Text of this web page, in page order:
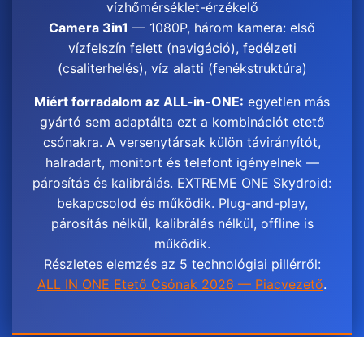
vízhőmérséklet-érzékelő
Camera 3in1 — 1080P, három kamera: első
vízfelszín felett (navigáció), fedélzeti
(csaliterhelés), víz alatti (fenékstruktúra)
Miért forradalom az ALL-in-ONE: egyetlen más
gyártó sem adaptálta ezt a kombinációt etető
csónakra. A versenytársak külön távirányítót,
halradart, monitort és telefont igényelnek —
párosítás és kalibrálás. EXTREME ONE Skydroid:
bekapcsolod és működik. Plug-and-play,
párosítás nélkül, kalibrálás nélkül, offline is
működik.
Részletes elemzés az 5 technológiai pillérről:
ALL IN ONE Etető Csónak 2026 — Piacvezető.